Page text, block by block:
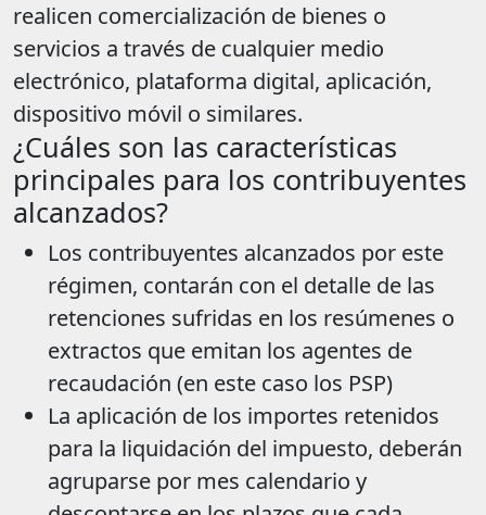
realicen comercialización de bienes o
servicios a través de cualquier medio
electrónico, plataforma digital, aplicación,
dispositivo móvil o similares.
¿Cuáles son las características
principales para los contribuyentes
alcanzados?
Los contribuyentes alcanzados por este
régimen, contarán con el detalle de las
retenciones sufridas en los resúmenes o
extractos que emitan los agentes de
recaudación (en este caso los PSP)
La aplicación de los importes retenidos
para la liquidación del impuesto, deberán
agruparse por mes calendario y